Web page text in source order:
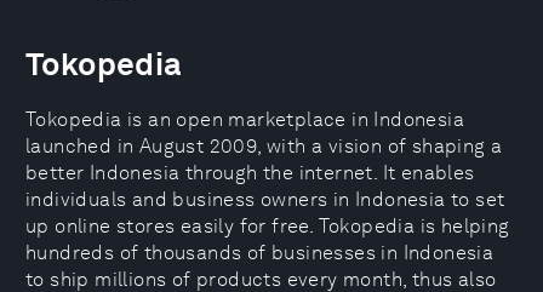
Tokopedia
Tokopedia is an open marketplace in Indonesia
launched in August 2009, with a vision of shaping a
better Indonesia through the internet. It enables
individuals and business owners in Indonesia to set
up online stores easily for free. Tokopedia is helping
hundreds of thousands of businesses in Indonesia
to ship millions of products every month, thus also